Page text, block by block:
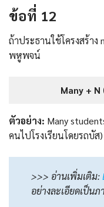
ข้อที่ 12
ถ้าประธานใช้โครงสร้า
พหูพจน์
Many +
ตัวอย่าง: Many
คนไปโรงเรียนโดยรถบัส)
>>> อ่านเพิ่มเติม:
อย่างละเอียดเป็น